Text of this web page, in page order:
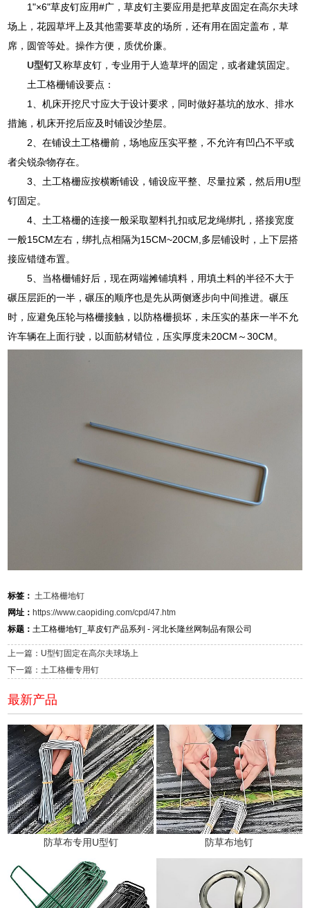
1"×6"草皮钉应用#广，草皮钉主要应用是把草皮固定在高尔夫球
场上，花园草坪上及其他需要草皮的场所，还有用在固定盖布，草
席，圆管等处。操作方便，质优价廉。
U型钉又称草皮钉，专业用于人造草坪的固定，或者建筑固定。
土工格栅铺设要点：
1、机床开挖尺寸应大于设计要求，同时做好基坑的放水、排水
措施，机床开挖后应及时铺设沙垫层。
2、在铺设土工格栅前，场地应压实平整，不允许有凹凸不平或
者尖锐杂物存在。
3、土工格栅应按横断铺设，铺设应平整、尽量拉紧，然后用U型
钉固定。
4、土工格栅的连接一般采取塑料扎扣或尼龙绳绑扎，搭接宽度
一般15CM左右，绑扎点相隔为15CM~20CM,多层铺设时，上下层搭
接应错缝布置。
5、当格栅铺好后，现在两端摊铺填料，用填土料的半径不大于
碾压层距的一半，碾压的顺序也是先从两侧逐步向中间推进。碾压
时，应避免压轮与格栅接触，以防格栅损坏，未压实的基床一半不允
许车辆在上面行驶，以面筋材错位，压实厚度未20CM～30CM。
标签： 土工格栅地钉
网址：https://www.caopiding.com/cpd/47.htm
标题： 土工格栅地钉_草皮钉产品系列 - 河北长隆丝网制品有限公司
上一篇：U型钉固定在高尔夫球场上
下一篇：土工格栅专用钉
最新产品
防草布专用U型钉 防草布地钉